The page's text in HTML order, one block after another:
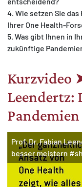
4. Wie setzen Sie
Ihrer One Health-
5. Was gibt Ihnen in
zukünftige
Kurzvideo
Leendertz:
Prof. Dr. Fabian
besser meistern